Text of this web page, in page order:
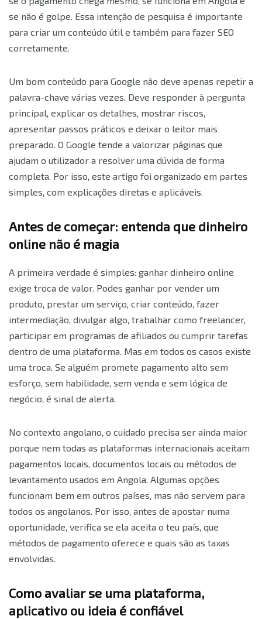
se não é golpe. Essa intenção de pesquisa é importante
para criar um conteúdo útil e também para fazer SEO
corretamente.
Um bom conteúdo para Google não deve apenas repetir a
palavra-chave várias vezes. Deve responder à pergunta
principal, explicar os detalhes, mostrar riscos,
apresentar passos práticos e deixar o leitor mais
preparado. O Google tende a valorizar páginas que
ajudam o utilizador a resolver uma dúvida de forma
completa. Por isso, este artigo foi organizado em partes
simples, com explicações diretas e aplicáveis.
Antes de começar: entenda que dinheiro
online não é magia
A primeira verdade é simples: ganhar dinheiro online
exige troca de valor. Podes ganhar por vender um
produto, prestar um serviço, criar conteúdo, fazer
intermediação, divulgar algo, trabalhar como freelancer,
participar em programas de afiliados ou cumprir tarefas
dentro de uma plataforma. Mas em todos os casos existe
uma troca. Se alguém promete pagamento alto sem
esforço, sem habilidade, sem venda e sem lógica de
negócio, é sinal de alerta.
No contexto angolano, o cuidado precisa ser ainda maior
porque nem todas as plataformas internacionais aceitam
pagamentos locais, documentos locais ou métodos de
levantamento usados em Angola. Algumas opções
funcionam bem em outros países, mas não servem para
todos os angolanos. Por isso, antes de apostar numa
oportunidade, verifica se ela aceita o teu país, que
métodos de pagamento oferece e quais são as taxas
envolvidas.
Como avaliar se uma plataforma,
aplicativo ou ideia é confiável